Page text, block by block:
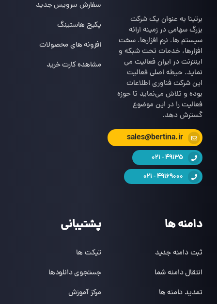
برتینا به عنوان یک شرکت
بزرگ سهامی در زمینه ارائه
سیستم ها، نرم افزارها، سخت
افزارها، خدمات تحت شبکه و
اینترنت در ایران فعالیت می
نماید. حیطه اصلی فعالیت
این شرکت فناوری اطلاعات
بوده و تلاش می‌نماید تا حوزه
فعالیت را در این موضوع
گسترش دهد.
sales@bertina.ir
49135 - 021
49169000 - 021
سفارش سرویس جدید
پکیج هاستینگ
افزونه های محصولات
مشاهده کارت خرید
دامنه ها
ثبت دامنه جدید
انتقال دامنه شما
تمدید دامنه ها
پشتیبانی
تیکت ها
جستجوی دانلودها
مرکز آموزش